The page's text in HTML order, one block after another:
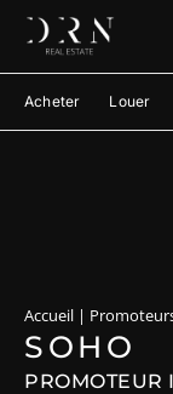
Acheter Louer
Accueil |
SOHO
PROMOTEUR